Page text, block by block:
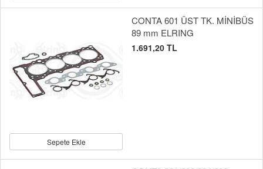
Sepete Ekle
CONTA 601 ÜST TK. MİNİBÜS
89 mm ELRING
1.691,20 TL